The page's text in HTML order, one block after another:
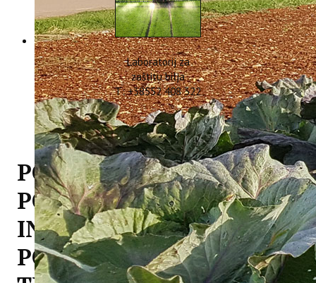
Laboratorij za
zaštitu bilja
T: +38552 408 322
POSJETA MINISTRA
POLJOPRIVREDE
INSTITUTU ZA
POLJOPRIVREDU I